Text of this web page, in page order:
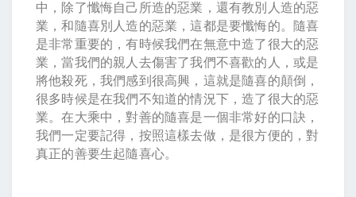
中，除了懺悔自己所造的惡業，還有教別人造的惡
業，和隨喜別人造的惡業，這都是要懺悔的。隨喜
是非常重要的，有時候我們在無意中造了很大的惡
業，當我們的親人去傷害了我們不喜歡的人，或是
將他殺死，我們感到很高興，這就是隨喜的顛倒，
很多時候是在我們不知道的情況下，造了很大的惡
業。在大乘中，對善的隨喜是一個非常好的口訣，
我們一定要記得，按照這樣去做，是很方便的，對
真正的善要生起隨喜心。